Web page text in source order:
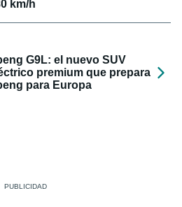
km/h
G9L: el nuevo SUV
premium que prepara
para Europa